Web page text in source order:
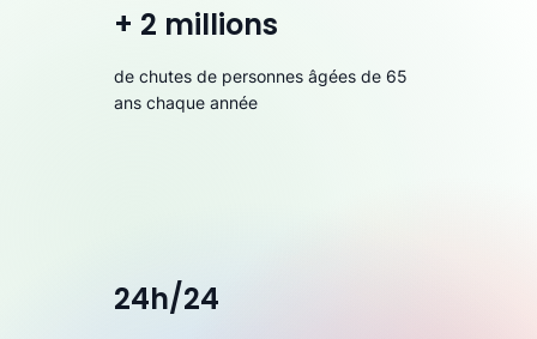
+ 2 millions
de chutes de personnes âgées de 65
ans chaque année
24h/24